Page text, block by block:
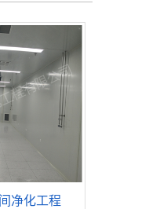
净化工程